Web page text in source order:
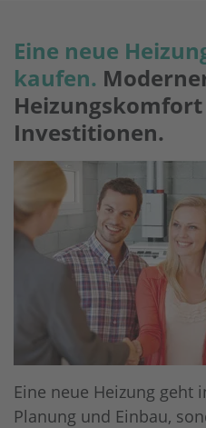
Eine neue
kaufen.
Investitionen.
Eine neue Heizung geht
Planung und Einbau,